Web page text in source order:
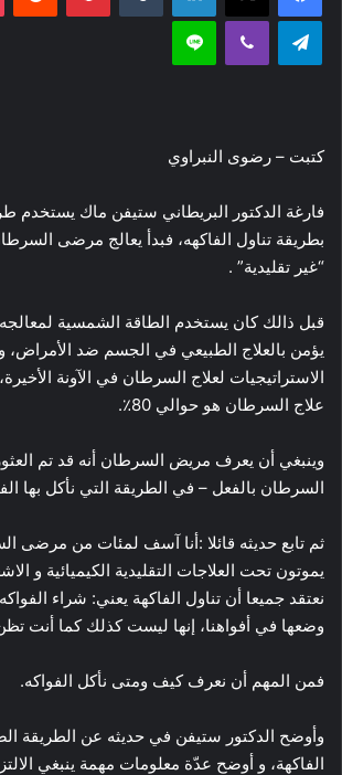
تيلقرام ڤايبر لاين
كتبت – رضوى النبراوي
فارغة الدكتور البريطاني ستيفن ماك يستخدم
بطريقة تناول الفاكهه، فبدأ يعالج مرضى
“غير تقليدية” .
قبل ذالك كان يستخدم الطاقة الشمسية
يؤمن بالعلاج الطبيعي في الجسم ضد
الاستراتيجيات لعلاج السرطان في الآونة
علاج السرطان هو حوالي 80٪.
وينبغي أن يعرف مريض السرطان أنه قد تم
السرطان بالفعل – في الطريقة التي نأكل بها
ثم تابع حديثه قائلا :أنا آسف لمئات من مرضى
يموتون تحت العلاجات التقليدية الكيميائية و
نعتقد جميعا أن تناول الفاكهة يعني: شراء
وضعها في أفواهنا، إنها ليست كذلك كما أنت
فمن المهم أن نعرف كيف ومتى نأكل الفواكه.
وأوضح الدكتور ستيفن في حديثه عن الطريقة
الفاكهة، و أوضح عدّة معلومات مهمة ينبغي